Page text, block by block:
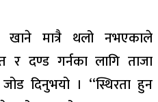
मात्रै थलो नभएकाले
दण्ड गर्नका लागि ताजा
दिनुभयो । ‘‘स्थिरता हुन